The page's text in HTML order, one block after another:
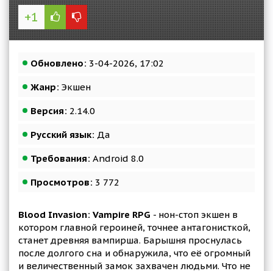
+1
Обновлено: 3-04-2026, 17:02
Жанр: Экшен
Версия: 2.14.0
Русский язык: Да
Требования: Android 8.0
Просмотров: 3 772
Blood Invasion: Vampire RPG - нон-стоп экшен в
котором главной героиней, точнее антагонисткой,
станет древняя вампирша. Барышня проснулась
после долгого сна и обнаружила, что её огромный
и величественный замок захвачен людьми. Что не